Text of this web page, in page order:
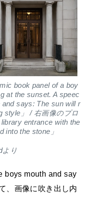
book panel of a boy
at the sunset. A speec
says: The sun will r
style」 / 右画像のプロ
entrance with the
into the stone」
より
boys mouth and say
、画像に吹き出し内